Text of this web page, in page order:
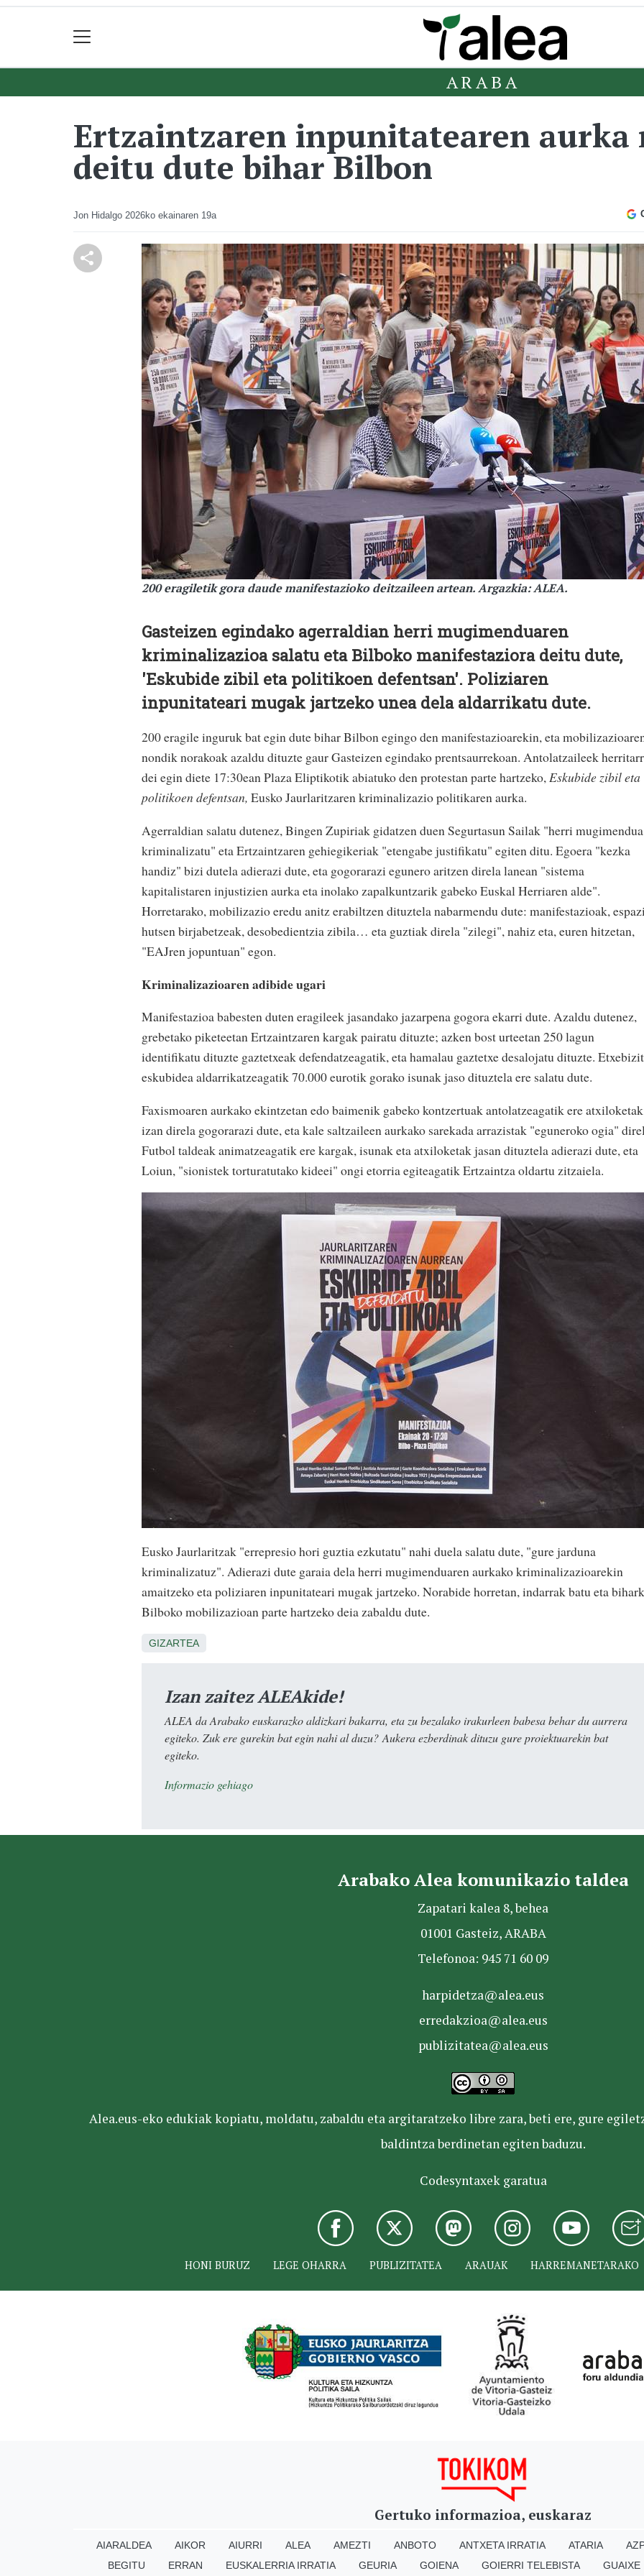
ARABA
Ertzaintzaren inpunitatearen aurka
deitu dute bihar Bilbon
Jon Hidalgo 2026ko ekainaren 19a
200 eragiletik gora daude manifestazioko deitzaileen artean. Argazkia: ALEA.
Gasteizen egindako agerraldian herri mugimenduaren
kriminalizazioa salatu eta Bilboko manifestaziora deitu dute,
'Eskubide zibil eta politikoen defentsan'. Poliziaren
inpunitateari mugak jartzeko unea dela aldarrikatu dute.
200 eragile inguruk bat egin dute bihar Bilbon egingo den manifestazioarekin, eta
nondik norakoak azaldu dituzte gaur Gasteizen egindako prentsaurrekoan. Antolatzaileek
dei egin diete 17:30ean Plaza Eliptikotik abiatuko den protestan parte hartzeko,Eskubide zibil eta
politikoen defentsan, Eusko Jaurlaritzaren kriminalizazio politikaren aurka.
Agerraldian salatu dutenez, Bingen Zupiriak gidatzen duen Segurtasun Sailak "herri mugimendua
kriminalizatu" eta Ertzaintzaren gehiegikeriak "etengabe justifikatu" egiten ditu. Egoera "kezka
handiz" bizi dutela adierazi dute, eta gogorarazi egunero aritzen direla lanean "sistema
kapitalistaren injustizien aurka eta inolako zapalkuntzarik gabeko Euskal Herriaren alde".
Horretarako, mobilizazio eredu anitz erabiltzen dituztela nabarmendu dute: manifestazioak,
hutsen birjabetzeak, desobedientzia zibila… eta guztiak direla "zilegi", nahiz eta, euren hitzetan,
"EAJren jopuntuan" egon.
Kriminalizazioaren adibide ugari
Manifestazioa babesten duten eragileek jasandako jazarpena gogora ekarri dute. Azaldu dutenez,
grebetako piketeetan Ertzaintzaren kargak pairatu dituzte; azken bost urteetan 250 lagun
identifikatu dituzte gaztetxeak defendatzeagatik, eta hamalau gaztetxe desalojatu dituzte.
eskubidea aldarrikatzeagatik 70.000 eurotik gorako isunak jaso dituztela ere salatu dute.
Faxismoaren aurkako ekintzetan edo baimenik gabeko kontzertuak antolatzeagatik ere atxiloketak
izan direla gogorarazi dute, eta kale saltzaileen aurkako sarekada arrazistak "eguneroko ogia"
Futbol taldeak animatzeagatik ere kargak, isunak eta atxiloketak jasan dituztela adierazi dute, eta
Loiun, "sionistek torturatutako kideei" ongi etorria egiteagatik Ertzaintza oldartu zitzaiela.
Eusko Jaurlaritzak "errepresio hori guztia ezkutatu" nahi duela salatu dute, "gure jarduna
kriminalizatuz". Adierazi dute garaia dela herri mugimenduaren aurkako kriminalizazioarekin
amaitzeko eta poliziaren inpunitateari mugak jartzeko. Norabide horretan, indarrak batu eta
Bilboko mobilizazioan parte hartzeko deia zabaldu dute.
GIZARTEA
Izan zaitez ALEAkide!
ALEA da Arabako euskarazko aldizkari bakarra, eta zu bezalako irakurleen babesa behar du aurrera
egiteko. Zuk ere gurekin bat egin nahi al duzu? Aukera ezberdinak dituzu gure proiektuarekin bat
egiteko.
Informazio gehiago
Arabako Alea komunikazio taldea
Zapatari kalea 8, behea
01001 Gasteiz, ARABA
Telefonoa: 945 71 60 09
harpidetza@alea.eus
erredakzioa@alea.eus
publizitatea@alea.eus
Alea.eus-eko edukiak kopiatu, moldatu, zabaldu eta argitaratzeko libre zara, beti ere, gure
baldintza berdinetan egiten baduzu.
Codesyntaxek garatua
HONI BURUZ LEGE OHARRA PUBLIZITATEA ARAUAK HARREMANETARAKO
Gertuko informazioa, euskaraz
AIARALDEA AIKOR AIURRI ALEA AMEZTI ANBOTO ANTXETA IRRATIA ATARIA
BEGITU
ERRAN EUSKALERRIA IRRATIA GEURIA GOIENA GOIERRI TELEBISTA GUAIXE